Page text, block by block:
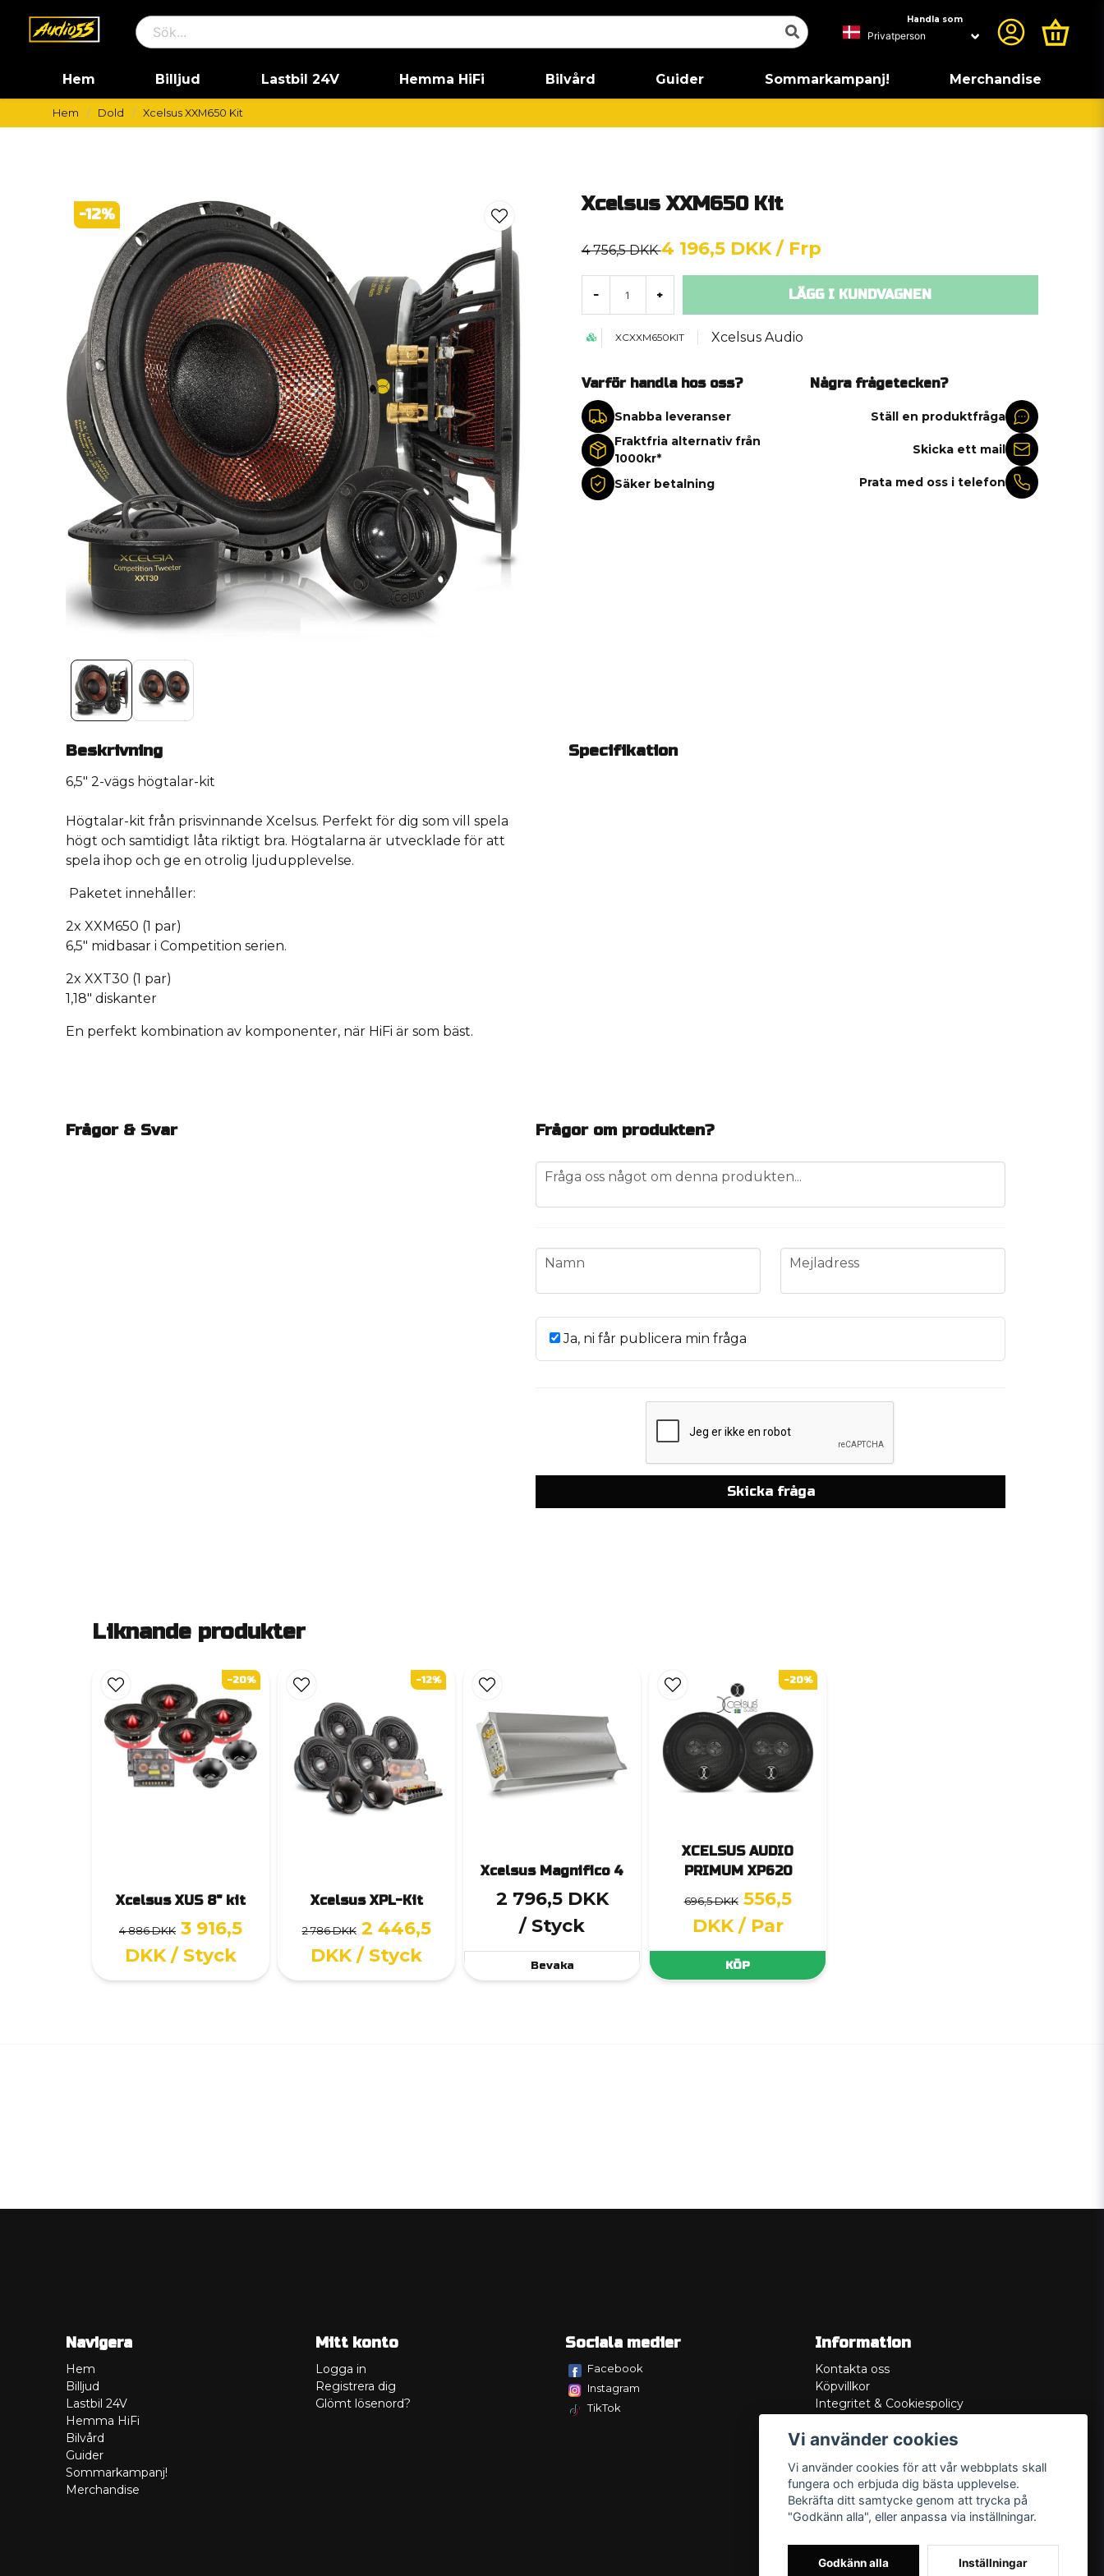
Handla som
Hem Billjud Lastbil 24V Hemma HiFi Bilvård Guider Sommarkampanj! Merchandise
Hem Dold Xcelsus XXM650 Kit
-12% Xcelsus XXM650 Kit
4 756,5 DKK4 196,5 DKK / Frp
- + LÄGG I KUNDVAGNEN
XCXXM650KIT Xcelsus Audio
Varför handla hos oss?
Snabba leveranser
Fraktfria alternativ från
1000kr*
Säker betalning
Några frågetecken?
Ställ en produktfråga
Skicka ett mail
Prata med oss i telefon
Beskrivning
6,5" 2-vägs högtalar-kit
Högtalar-kit från prisvinnande Xcelsus. Perfekt för dig som vill spela
högt och samtidigt låta riktigt bra. Högtalarna är utvecklade för att
spela ihop och ge en otrolig ljudupplevelse.
Paketet innehåller:
2x XXM650 (1 par)
6,5" midbasar i Competition serien.
2x XXT30 (1 par)
1,18" diskanter
En perfekt kombination av komponenter, när HiFi är som bäst.
Specifikation
Frågor & Svar Frågor om produkten?
question
Fråga oss något om denna produkten...
name
Namn email
Mejladress
Ja, ni får publicera min fråga
Skicka fråga
Liknande produkter
Xcelsus XUS 8" kit
4 886 DKK 3 916,5
DKK / Styck
-20%
Xcelsus XPL-Kit
2 786 DKK 2 446,5
DKK / Styck
-12%
Xcelsus Magnifico 4
2 796,5 DKK
/ Styck
Bevaka
XCELSUS AUDIO
PRIMUM XP620
696,5 DKK 556,5
DKK / Par
KÖP
-20%
Navigera
Hem
Billjud
Lastbil 24V
Hemma HiFi
Bilvård
Guider
Sommarkampanj!
Merchandise
Mitt konto
Logga in
Registrera dig
Glömt lösenord?
Sociala medier
Facebook
Instagram
TikTok
Information
Kontakta oss
Köpvillkor
Integritet & Cookiespolicy
Service/Garanti
Lådritning
Om oss
Vi använder cookies
Vi använder cookies för att vår webbplats skall
fungera och erbjuda dig bästa upplevelse.
Bekräfta ditt samtycke genom att trycka på
"Godkänn alla", eller anpassa via inställningar.
Godkänn alla Inställningar